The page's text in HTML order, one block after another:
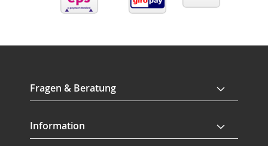
Fragen & Beratung
Information